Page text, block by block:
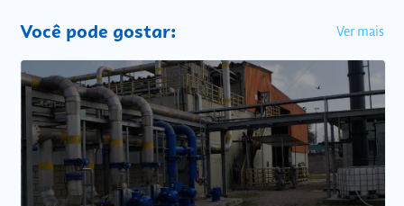
Você pode gostar: Ver mais